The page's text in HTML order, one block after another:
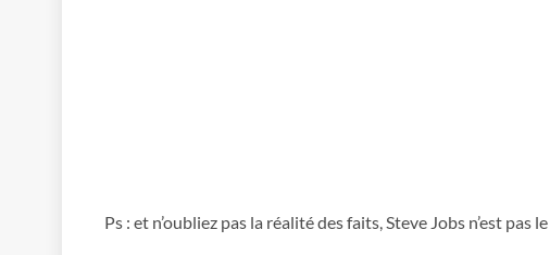
Ps : et n’oubliez pas la réalité des faits, Steve Jobs n’est